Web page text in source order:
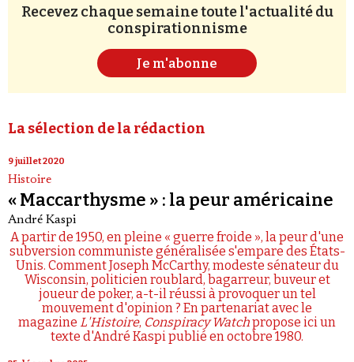
Recevez chaque semaine toute l'actualité du
conspirationnisme
Je m'abonne
La sélection de la rédaction
9 juillet 2020
Histoire
« Maccarthysme » : la peur américaine
André Kaspi
A partir de 1950, en pleine « guerre froide », la peur d'une
subversion communiste généralisée s'empare des États-
Unis. Comment Joseph McCarthy, modeste sénateur du
Wisconsin, politicien roublard, bagarreur, buveur et
joueur de poker, a-t-il réussi à provoquer un tel
mouvement d'opinion ? En partenariat avec le
magazine L'Histoire, Conspiracy Watchpropose ici un
texte d'André Kaspi publié en octobre 1980.